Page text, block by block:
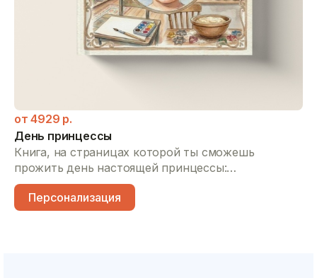
от4929 р.
День принцессы
Книга, на страницах которой ты сможешь
прожить день настоящей принцессы:
самостоятельно позавтракать, отправиться на
прогулку в карете, помочь маме испечь печенье,
создать свой первый шедевр и послушать сказку
Персонализация